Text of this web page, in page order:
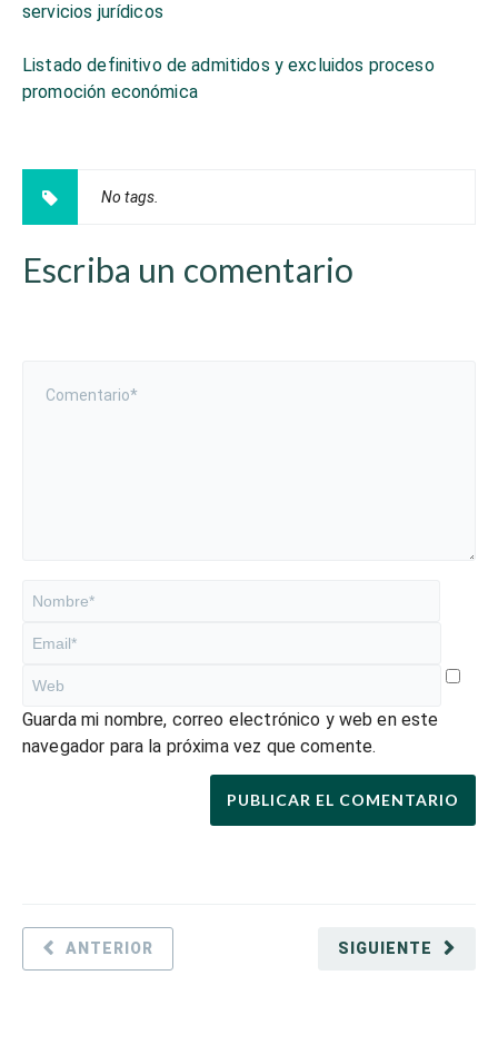
servicios jurídicos
Listado definitivo de admitidos y excluidos proceso
promoción económica
No tags.
Escriba un comentario
Guarda mi nombre, correo electrónico y web en este
navegador para la próxima vez que comente.
SIGUIENTE
ANTERIOR